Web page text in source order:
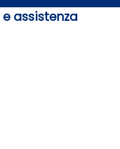
assistenza